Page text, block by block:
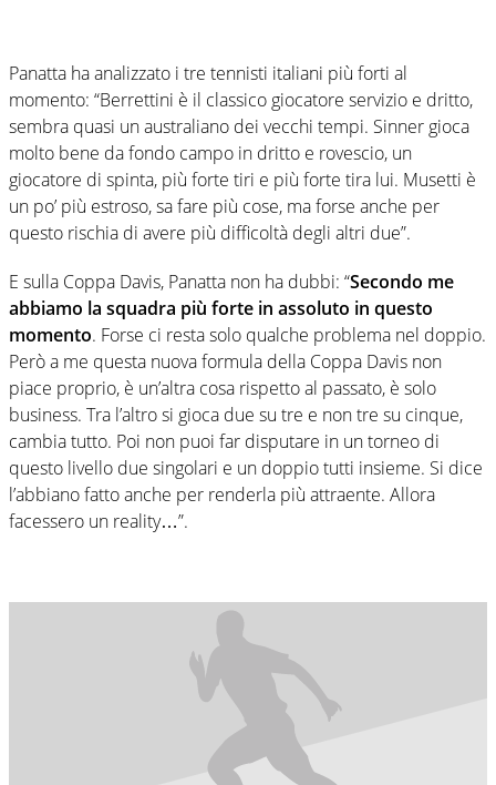
Panatta ha analizzato i tre tennisti italiani più forti al
momento: “Berrettini è il classico giocatore servizio e dritto,
sembra quasi un australiano dei vecchi tempi. Sinner gioca
molto bene da fondo campo in dritto e rovescio, un
giocatore di spinta, più forte tiri e più forte tira lui. Musetti è
un po’ più estroso, sa fare più cose, ma forse anche per
questo rischia di avere più difficoltà degli altri due”.
E sulla Coppa Davis, Panatta non ha dubbi: “Secondo me
abbiamo la squadra più forte in assoluto in questo
momento. Forse ci resta solo qualche problema nel doppio.
Però a me questa nuova formula della Coppa Davis non
piace proprio, è un’altra cosa rispetto al passato, è solo
business. Tra l’altro si gioca due su tre e non tre su cinque,
cambia tutto. Poi non puoi far disputare in un torneo di
questo livello due singolari e un doppio tutti insieme. Si dice
l’abbiano fatto anche per renderla più attraente. Allora
facessero un reality…”.